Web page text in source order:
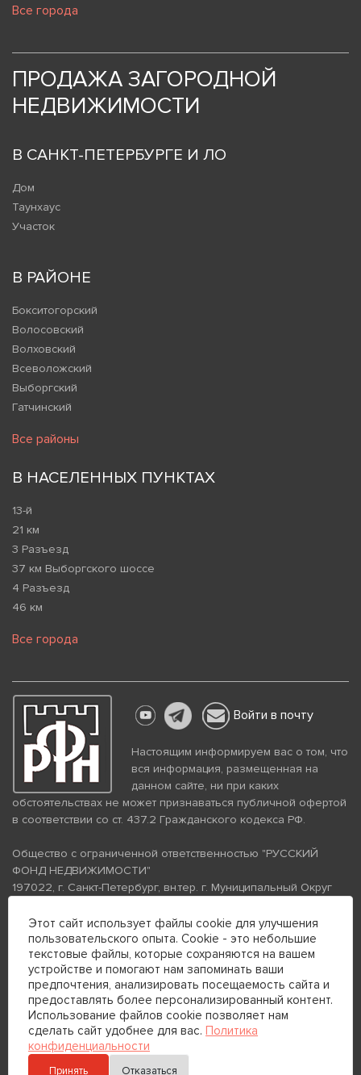
Все города
ПРОДАЖА ЗАГОРОДНОЙ
НЕДВИЖИМОСТИ
В САНКТ-ПЕТЕРБУРГЕ И ЛО
Дом
Таунхаус
Участок
В РАЙОНЕ
Бокситогорский
Волосовский
Волховский
Всеволожский
Выборгский
Гатчинский
Все районы
В НАСЕЛЕННЫХ ПУНКТАХ
13-й
21 км
3 Разъезд
37 км Выборгского шоссе
4 Разъезд
46 км
Все города
Войти в почту
Настоящим информируем вас о том, что
вся информация, размещенная на
данном сайте, ни при каких
обстоятельствах не может признаваться публичной офертой
в соответствии со ст. 437.2 Гражданского кодекса РФ.
Общество с ограниченной ответственностью "РУССКИЙ
ФОНД НЕДВИЖИМОСТИ"
197022, г. Санкт-Петербург, вн.тер. г. Муниципальный Округ
помещение 26Н, комната 103
ИНН 7813672570 КПП 781301001 ОГРН 1237800058870
Политика конфиденциальности
Политика обработки
персональных данных
Телефон для связи:
+7 (812) 200-99-98
+7 (812) 200-88-89
Этот сайт использует файлы cookie для улучшения
пользовательского опыта. Cookie - это небольшие
текстовые файлы, которые сохраняются на вашем
устройстве и помогают нам запоминать ваши
предпочтения, анализировать посещаемость сайта и
предоставлять более персонализированный контент.
Использование файлов cookie позволяет нам
сделать сайт удобнее для вас. Политика
конфиденциальности
Принять Отказаться